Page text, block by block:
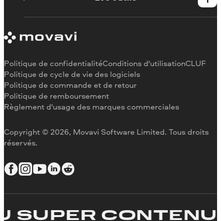
Au travail
Recadrer une vidéo
Pivoter une vidéo
Redimensionner une vidéo
Inverser une vidéo
Stabiliser une vidéo
Ajuster une vidéo
Copyright © 2026, Movavi Software Limited. Tous droits
réservés.
Politique de confidentialitéConditions d'utilisationCLUF
Politique de cycle de vie des logiciels
Politique de commande et de retour
Politique de remboursement
Règlement d'usage des marques commerciales
CONTENU